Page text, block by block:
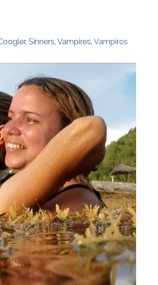
,Sinners,Vampires,Vampíros